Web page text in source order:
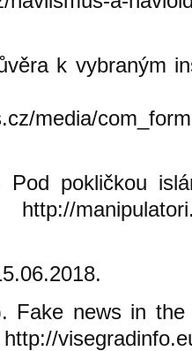
k vybraným
media/
Pod pokličkou
Fake news in